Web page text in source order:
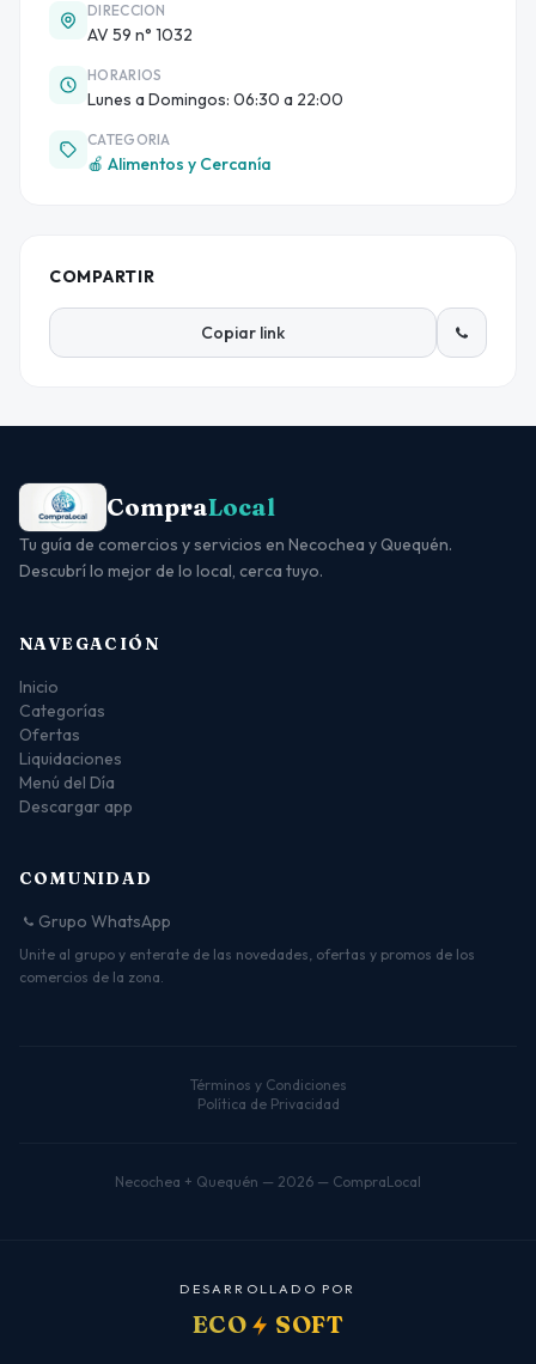
DIRECCION
AV 59 n° 1032
HORARIOS
Lunes a Domingos: 06:30 a 22:00
CATEGORIA
🍎 Alimentos y Cercanía
COMPARTIR
Copiar link
CompraLocal
Tu guía de comercios y servicios en Necochea y Quequén.
Descubrí lo mejor de lo local, cerca tuyo.
NAVEGACIÓN
Inicio
Categorías
Ofertas
Liquidaciones
Menú del Día
Descargar app
COMUNIDAD
Grupo WhatsApp
Unite al grupo y enterate de las novedades, ofertas y promos de los
comercios de la zona.
Términos y Condiciones
Política de Privacidad
Necochea + Quequén — 2026 — CompraLocal
D ESA R R O L LA D O P O R
ECO SOFT